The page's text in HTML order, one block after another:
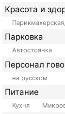
Красота и
Парковка
Автостоянка
Персонал
на русском
Питание
Кухня